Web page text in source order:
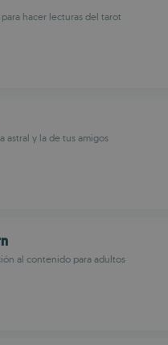
hacer lecturas del tarot
astral y la de tus amigos
al contenido para adultos